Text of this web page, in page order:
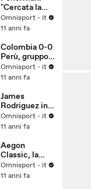
"Cercata la
vittoria in
ogni modo"
Omnisport - it
11 anni fa
Colombia 0-0
Perù, gruppo
C
Omnisport - it
11 anni fa
James
Rodriguez in
lacrime dopo
lo 0-0 con il
Omnisport - it
11 anni fa
Aegon
Classic, la
Kerber trionfa
sulla Pliskova
Omnisport - it
11 anni fa